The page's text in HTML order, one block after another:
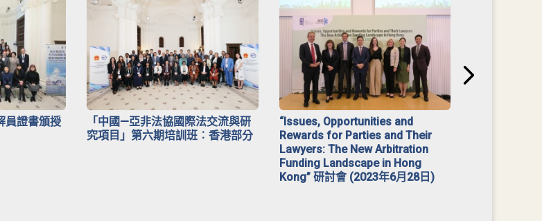
員證書頒授
「中國—亞非法協國際法交流與研
究項目」第六期培訓班︰香港部分
“Issues, Opportunities and
Rewards for Parties and Their
Lawyers: The New Arbitration
Funding Landscape in Hong
Kong” 研討會 (2023年6月28日)